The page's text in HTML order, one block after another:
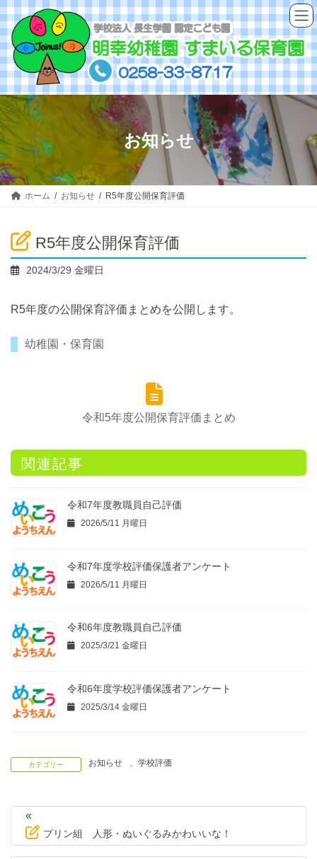
コ
ン
テ
ン
ツ
へ
ス
キ
ッ
プ
ナ
ビ
ゲ
ー
シ
ョ
ン
に
移
動
お知らせ
ホーム お知らせ R5年度公開保育評価
R5年度公開保育評価
2024/3/29 金曜日
R5年度の公開保育評価まとめを公開します。
幼稚園・保育園
令和5年度公開保育評価まとめ
関連記事
令和7年度教職員自己評価
2026/5/11 月曜日
令和7年度学校評価保護者アンケート
2026/5/11 月曜日
令和6年度教職員自己評価
2025/3/21 金曜日
令和6年度学校評価保護者アンケート
2025/3/14 金曜日
カテゴリー お知らせ 、 学校評価
«
プリン組 人形・ぬいぐるみかわいいな！